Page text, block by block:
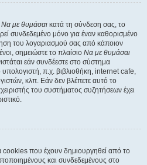
Να με θυμάσαι κατά τη σύνδεση σας, το
συνδεδεμένο μόνο για έναν καθορισμένο
του λογαριασμού σας από κάποιον
σημειώστε το πλαίσιο Να με θυμάσαι
εάν συνδέεστε στο σύστημα
π.χ. βιβλιοθήκη, internet cafe,
κλπ. Εάν δεν βλέπετε αυτό το
του συστήματος συζητήσεων έχει
cookies που έχουν δημιουργηθεί από το
και συνδεδεμένους στο